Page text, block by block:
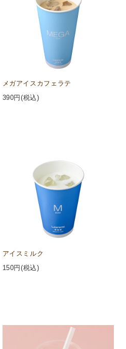
メガアイスカフェラテ
390円(税込)
アイスミルク
150円(税込)